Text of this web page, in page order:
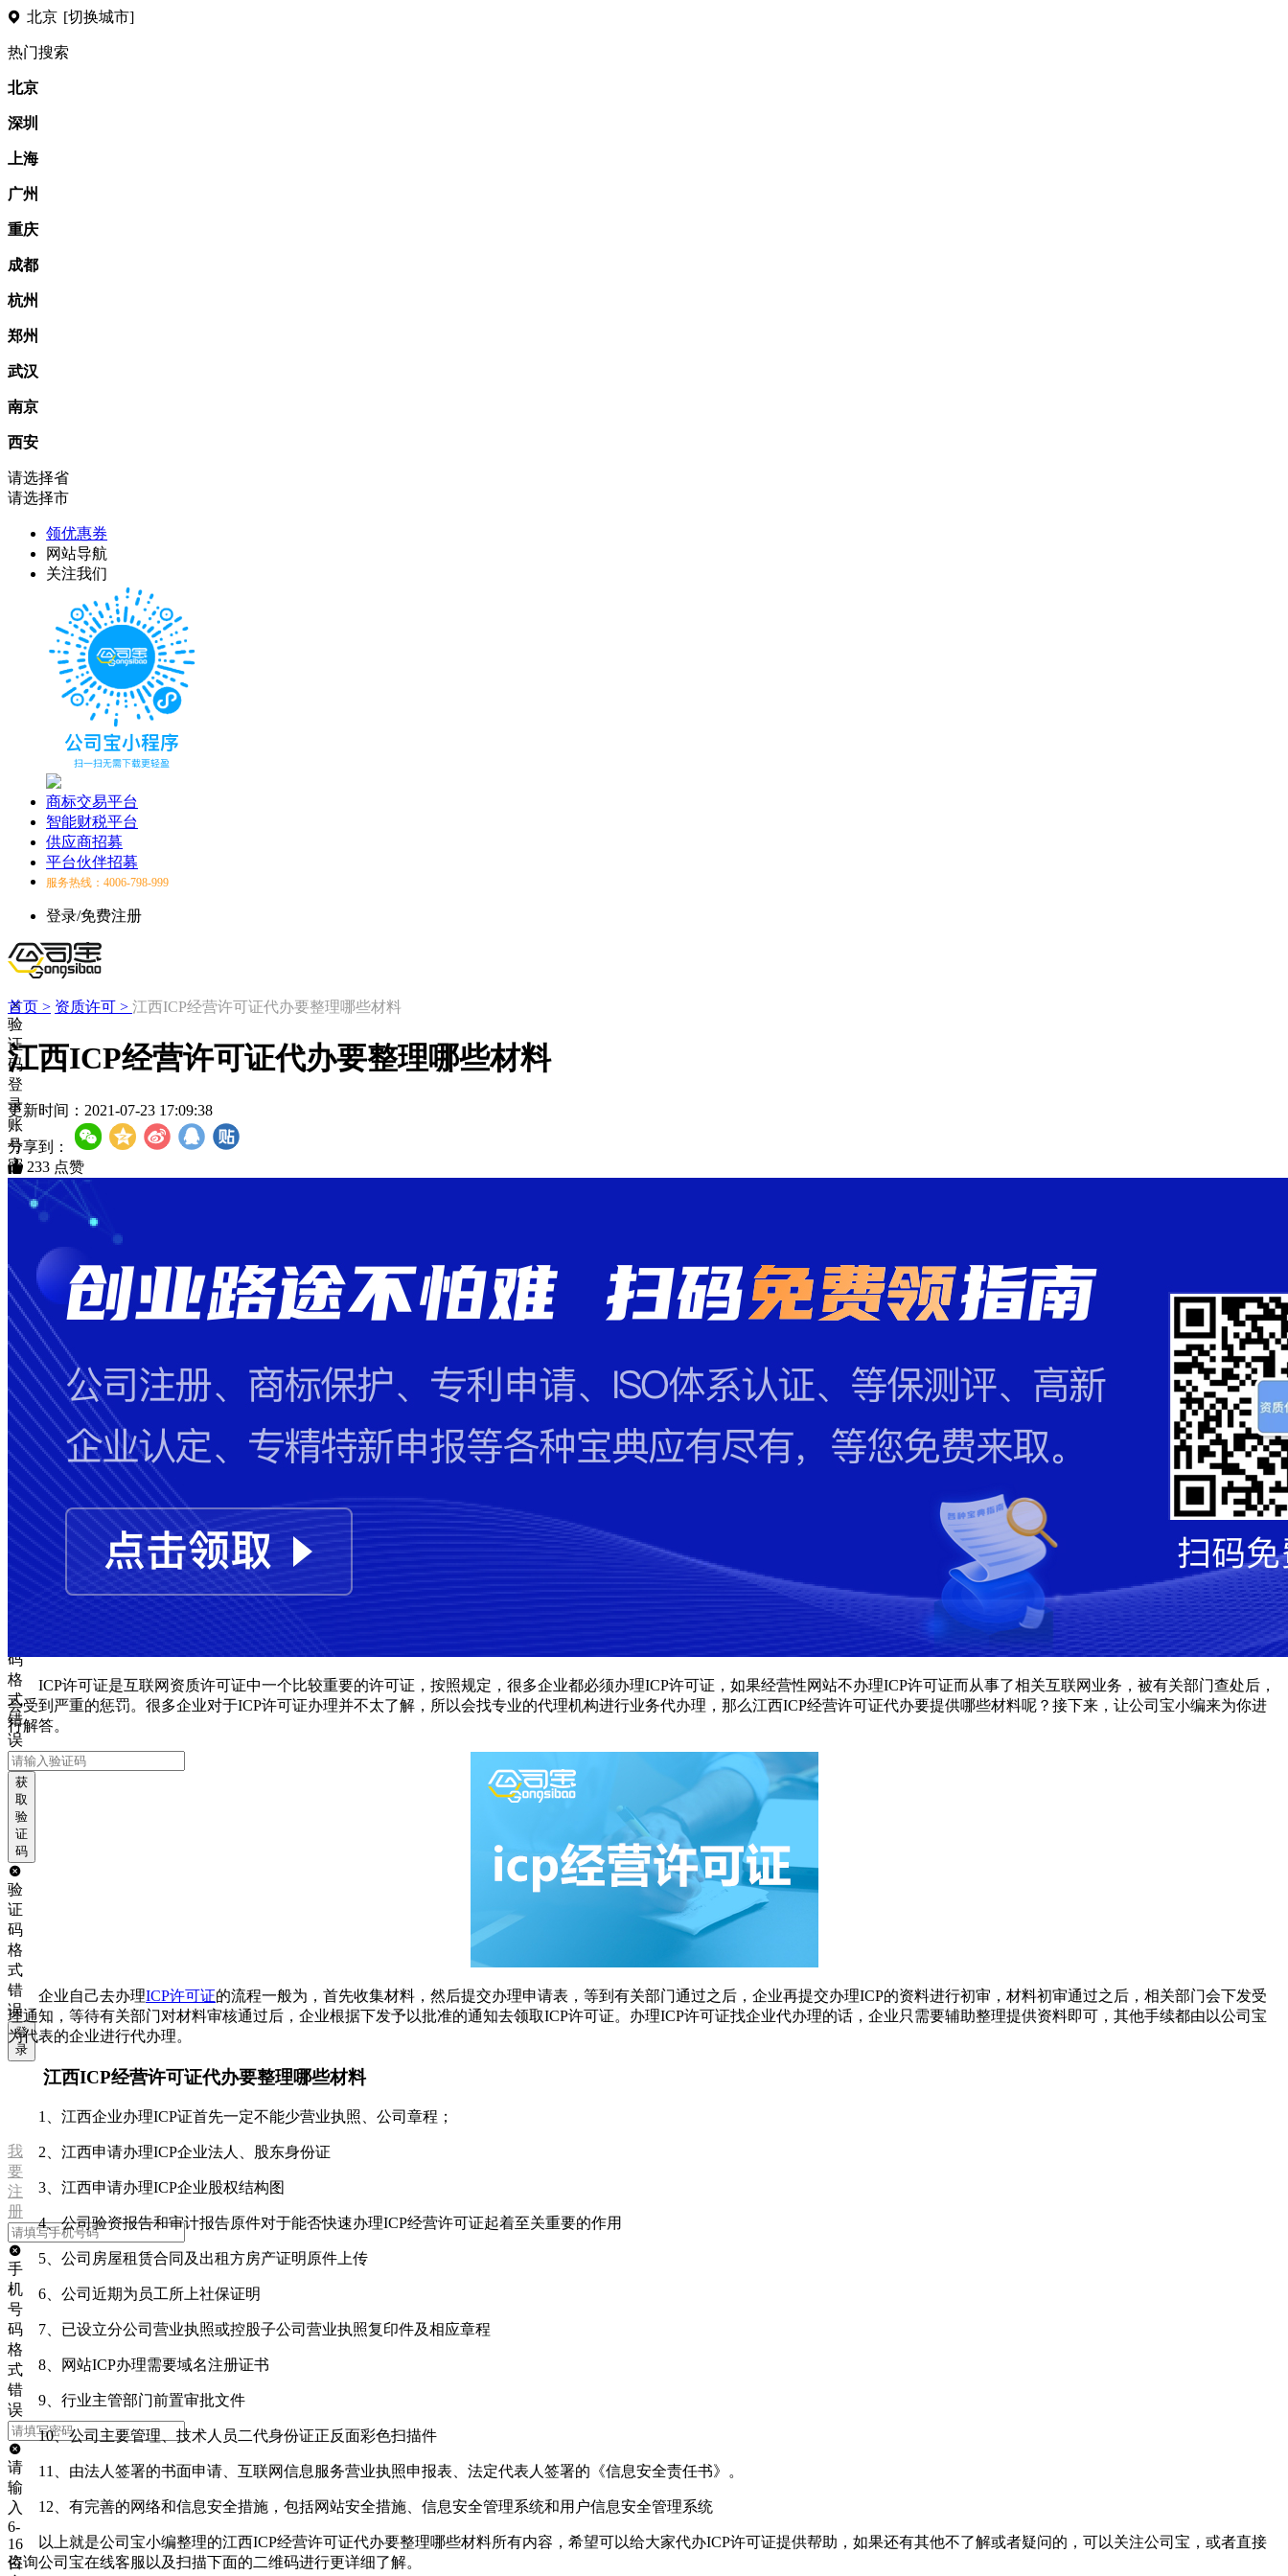
北京 [切换城市]
热门搜索
北京
深圳
上海
广州
重庆
成都
杭州
郑州
武汉
南京
西安
请选择省
请选择市
领优惠券
网站导航
关注我们
商标交易平台
智能财税平台
供应商招募
平台伙伴招募
服务热线：4006-798-999
登录/免费注册
验
证
码
登
录
账
号
密
码
登
录
失
败
手
机
号
码
格
式
错
误
码
格
式
错
误
获
取
验
证
码
验
证
码
格
式
错
误
登
录
我
要
注
册
手
机
号
码
格
式
错
误
请
输
入
6-
16
位
首页 > 资质许可 > 江西ICP经营许可证代办要整理哪些材料
江西ICP经营许可证代办要整理哪些材料
更新时间： 2021-07-23 17:09:38
分享到：
233 点赞
ICP许可证是互联网资质许可证中一个比较重要的许可证，按照规定，很多企业都必须办理ICP许可证，如果经营性网站不办理ICP许可证而从事了相关互联网业务，被有关部门查处后，
会受到严重的惩罚。很多企业对于ICP许可证办理并不太了解，所以会找专业的代理机构进行业务代办理，那么江西ICP经营许可证代办要提供哪些材料呢？接下来，让公司宝小编来为你进
行解答。
企业自己去办理ICP许可证的流程一般为，首先收集材料，然后提交办理申请表，等到有关部门通过之后，企业再提交办理ICP的资料进行初审，材料初审通过之后，相关部门会下发受
理通知，等待有关部门对材料审核通过后，企业根据下发予以批准的通知去领取ICP许可证。办理ICP许可证找企业代办理的话，企业只需要辅助整理提供资料即可，其他手续都由以公司宝
为代表的企业进行代办理。
江西ICP经营许可证代办要整理哪些材料
1、江西企业办理ICP证首先一定不能少营业执照、公司章程；
2、江西申请办理ICP企业法人、股东身份证
3、江西申请办理ICP企业股权结构图
4、公司验资报告和审计报告原件对于能否快速办理ICP经营许可证起着至关重要的作用
5、公司房屋租赁合同及出租方房产证明原件上传
6、公司近期为员工所上社保证明
7、已设立分公司营业执照或控股子公司营业执照复印件及相应章程
8、网站ICP办理需要域名注册证书
9、行业主管部门前置审批文件
10、公司主要管理、技术人员二代身份证正反面彩色扫描件
11、由法人签署的书面申请、互联网信息服务营业执照申报表、法定代表人签署的《信息安全责任书》。
12、有完善的网络和信息安全措施，包括网站安全措施、信息安全管理系统和用户信息安全管理系统
以上就是公司宝小编整理的江西ICP经营许可证代办要整理哪些材料所有内容，希望可以给大家代办ICP许可证提供帮助，如果还有其他不了解或者疑问的，可以关注公司宝，或者直接
咨询公司宝在线客服以及扫描下面的二维码进行更详细了解。